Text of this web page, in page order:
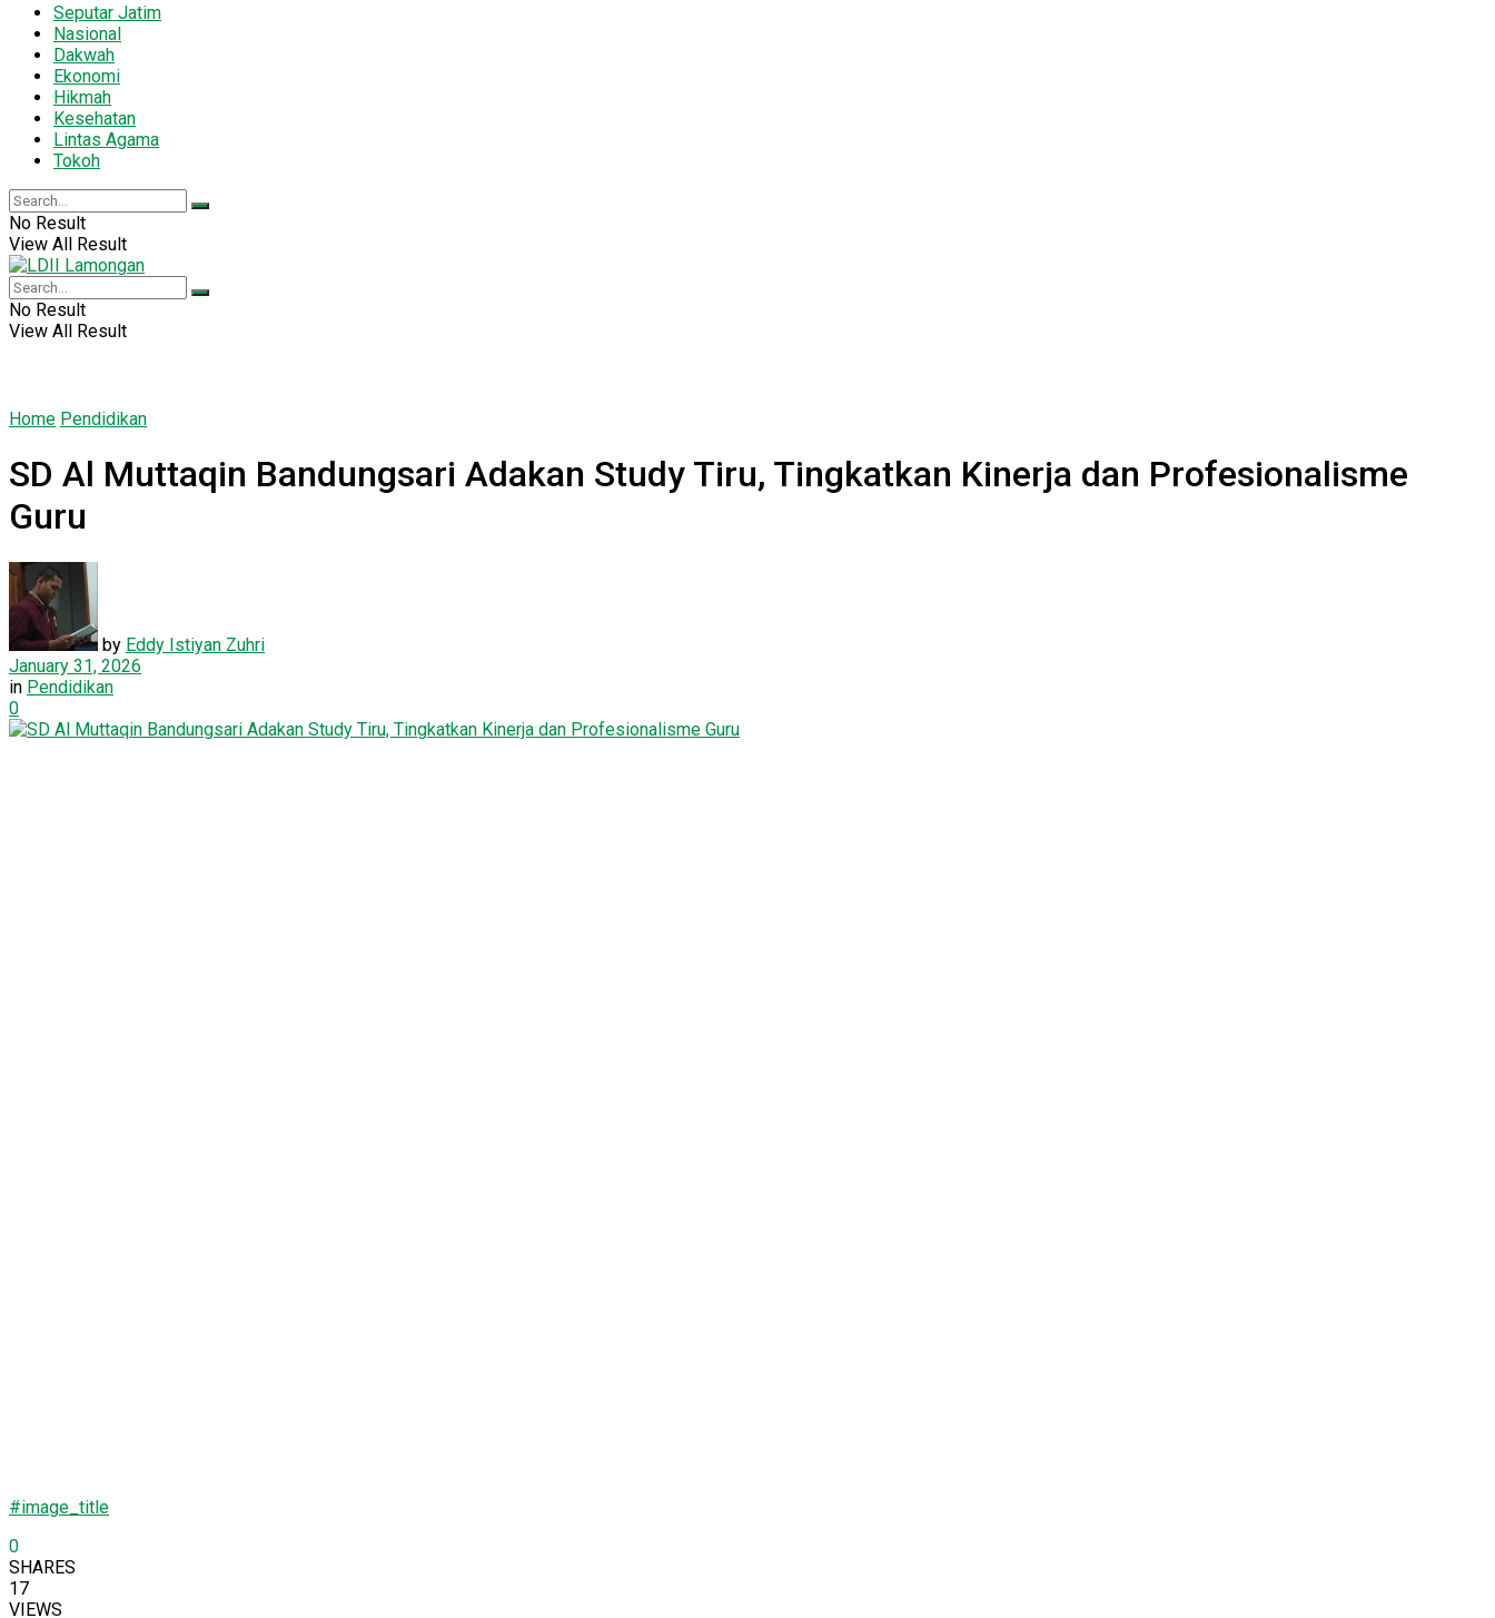
Seputar Jatim
Nasional
Dakwah
Ekonomi
Hikmah
Kesehatan
Lintas Agama
Tokoh
No Result
View All Result
No Result
View All Result
Home Pendidikan
SD Al Muttaqin Bandungsari Adakan Study Tiru, Tingkatkan Kinerja dan Profesionalisme
Guru
by Eddy Istiyan Zuhri
January 31, 2026
in Pendidikan
0
#image_title
0
SHARES
17
VIEWS